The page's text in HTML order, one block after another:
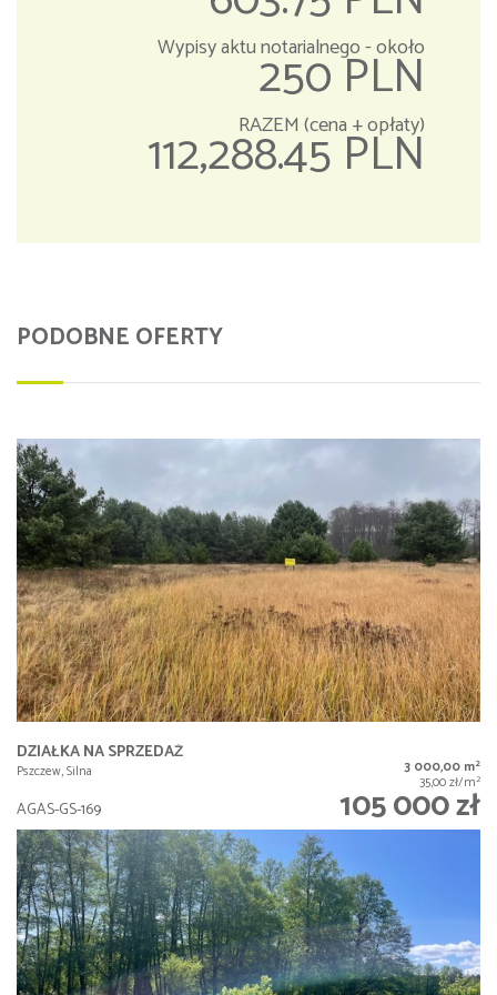
Wypisy aktu notarialnego - około
250 PLN
RAZEM (cena + opłaty)
112,288.45 PLN
PODOBNE OFERTY
DZIAŁKA NA SPRZEDAŻ
Pszczew, Silna 3 000,00 m2
35,00 zł/m2
AGAS-GS-169 105 000 zł